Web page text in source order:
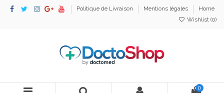
Politique de Livraison Mentions légales
Home
Wishlist (0)
0